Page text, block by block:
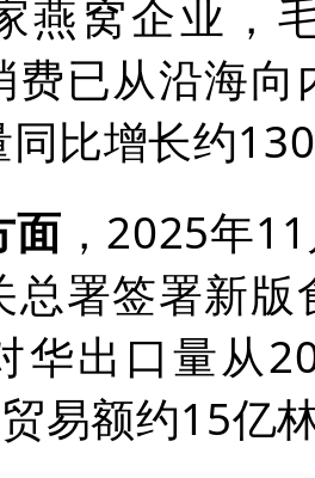
燕窝企业，
费已从沿海
比增长约
面 ，2025年
总署签署新
华出口量从
易额约15亿